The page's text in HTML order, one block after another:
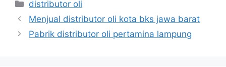
distributor oli
Menjual distributor oli kota bks jawa barat
Pabrik distributor oli pertamina lampung